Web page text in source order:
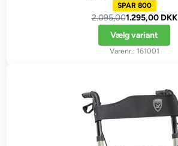
SPAR 800
2.095,001.295,00 DKK
Vælg variant
161001